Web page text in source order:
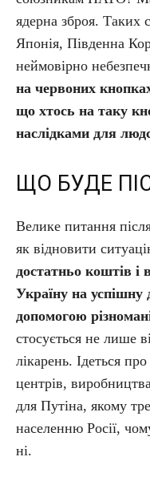
ядерна зброя. Таких
Японія, Південна
неймовірно
на червоних
що хтось на таку
наслідками для
ЩО БУДЕ
Велике питання
як відновити
достатньо коштів і
Україну на успішну
допомогою
стосується не лише
лікарень. Ідеться
центрів,
для Путіна, якому
населенню Росії,
ні.